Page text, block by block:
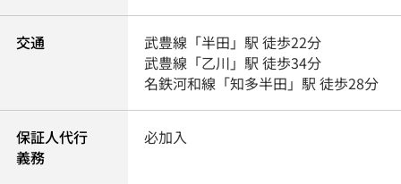
交通 武豊線 「半田 」駅 徒歩22分
武豊線 「乙川 」駅 徒歩34分
名鉄河和線 「知多半田 」駅 徒歩28分
保証人代行
義務
必加入